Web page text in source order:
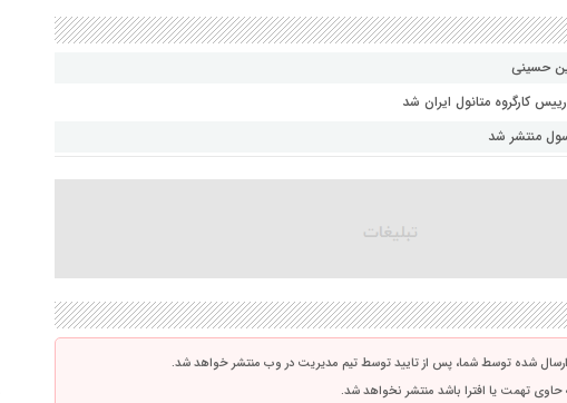
حسینی
کارگروه متانول ایران شد
منتشر شد
شده توسط شما، پس از تایید توسط تیم مدیریت در وب منتشر خواهد شد.
حاوی تهمت یا افترا باشد منتشر نخواهد شد.